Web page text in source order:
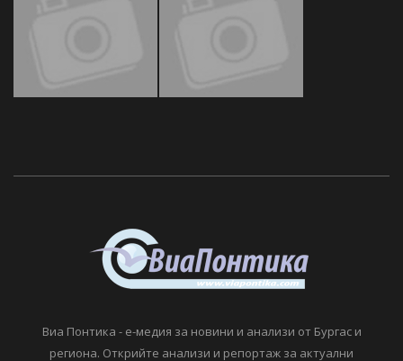
Виа Понтика - е-медия за новини и анализи от Бургас и
региона. Открийте анализи и репортаж за актуални